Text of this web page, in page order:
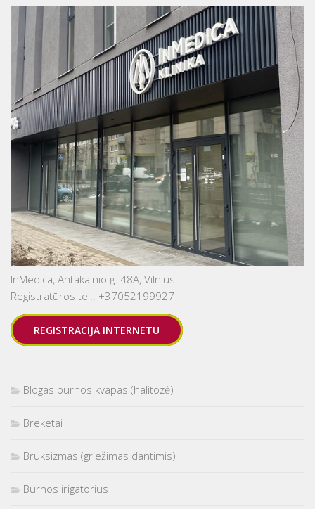
InMedica, Antakalnio g. 48A, Vilnius
Registratūros tel.: +37052199927
REGISTRACIJA INTERNETU
Blogas burnos kvapas (halitozė)
Breketai
Bruksizmas (griežimas dantimis)
Burnos irigatorius